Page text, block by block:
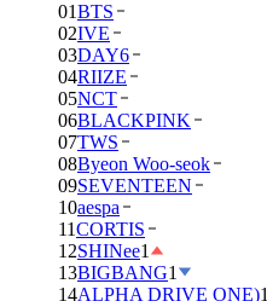
01BTS
02IVE
03DAY6
04RIIZE
05NCT
06BLACKPINK
07TWS
08Byeon Woo-seok
09SEVENTEEN
10aespa
11CORTIS
12SHINee1
13BIGBANG1
14ALPHA DRIVE ONE)1